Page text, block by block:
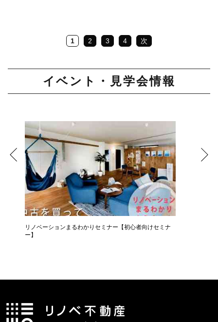
1 2 3 4 次
イベント・見学会情報
リノベーションまるわかりセミナー【初心者向けセミナ
ー】